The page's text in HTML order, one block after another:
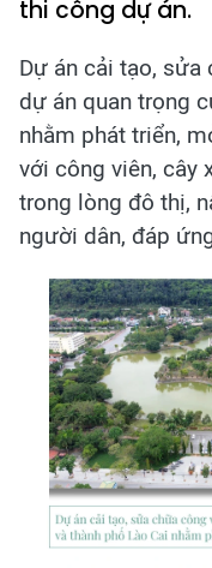
thi công dự án.
Dự án cải tạo, sửa
dự án quan trọng
nhằm phát triển,
với công viên, cây
trong lòng đô thị,
người dân, đáp